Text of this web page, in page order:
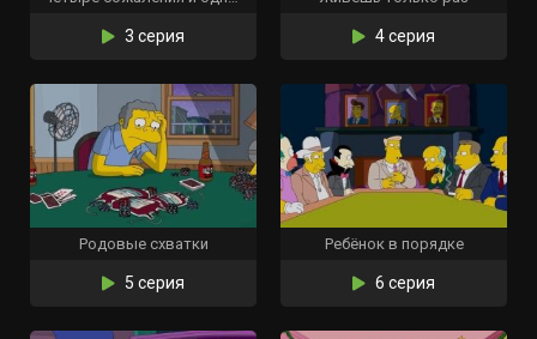
3 серия 4 серия
Родовые схватки
5 серия
Ребёнок в порядке
6 серия